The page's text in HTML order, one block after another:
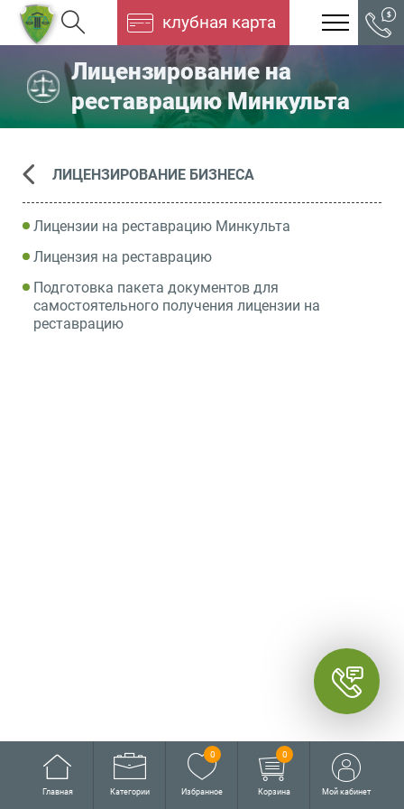
клубная карта
Лицензирование на
реставрацию Минкульта
ЛИЦЕНЗИРОВАНИЕ БИЗНЕСА
Лицензии на реставрацию Минкульта
Лицензия на реставрацию
Подготовка пакета документов для
самостоятельного получения лицензии на
реставрацию
Главная Категории Избранное
0
Корзина
0
Мой кабинет